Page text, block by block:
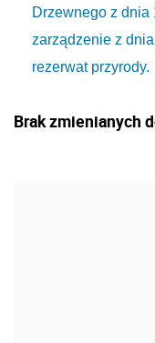
Drzewnego z dnia
zarządzenie z
rezerwat przyrody.
Brak zmienianych